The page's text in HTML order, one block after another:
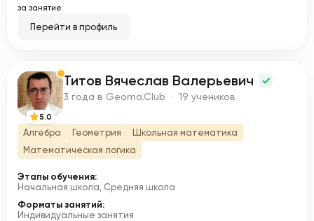
за занятие
Перейти в профиль
Т
5.0
Титов Вячеслав Валерьевич
3 года в Geoma.Club · 19 учеников
Алгебра Геометрия
Школьная математика
Математическая логика
Этапы обучения:
Начальная школа, Средняя школа
Форматы занятий:
Индивидуальные занятия